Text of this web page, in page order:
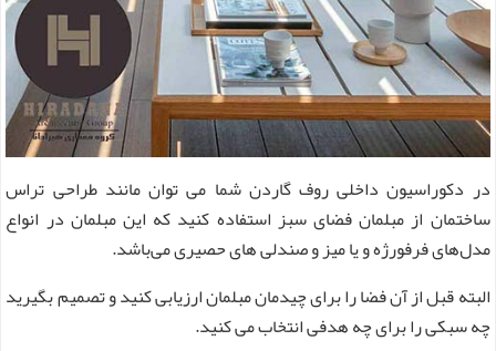
در دکوراسیون داخلی روف گاردن شما می ‌توان مانند طراحی تراس
ساختمان از مبلمان فضای سبز استفاده کنید که این مبلمان در انواع
مدل‌های فرفورژه و یا میز و صندلی های حصیری می‌باشد.
البته قبل از آن فضا را برای چیدمان مبلمان ارزیابی کنید و تصمیم بگیرید
چه سبکی را برای چه هدفی انتخاب می کنید.